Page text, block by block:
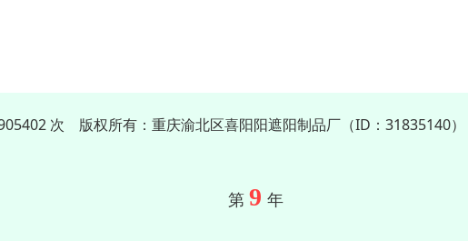
次 版权所有：重庆渝北区喜阳阳遮阳制品厂（ID：31835140）
第 9 年